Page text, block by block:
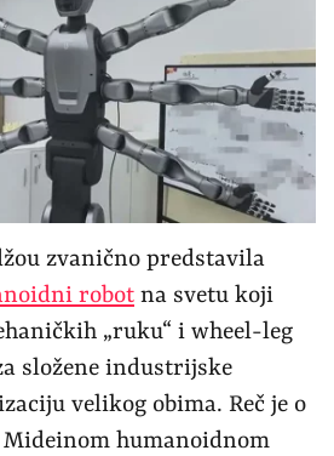
zvanično predstavila
robot na svetu koji
„ruku“ i wheel-leg
složene industrijske
velikog obima. Reč je o
humanoidnom